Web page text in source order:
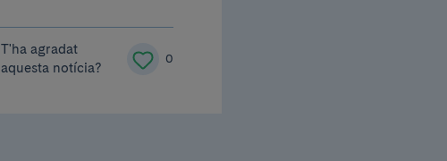
T'ha agradat
aquesta notícia?
0